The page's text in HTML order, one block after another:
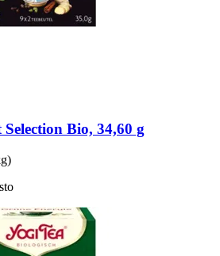
Selection Bio, 34,60 g